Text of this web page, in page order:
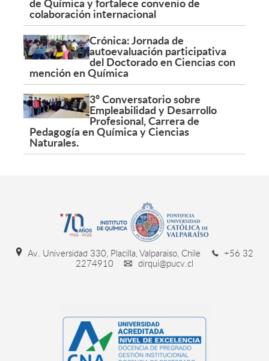
colaboración internacional
Crónica: Jornada de
autoevaluación participativa
del Doctorado en Ciencias con
mención en Química
3º Conversatorio sobre
Empleabilidad y Desarrollo
Profesional, Carrera de
Pedagogía en Química y Ciencias
Naturales.
Av. Universidad 330, Placilla, Valparaiso, Chile
+56 32
2274910
dirqui@pucv.cl